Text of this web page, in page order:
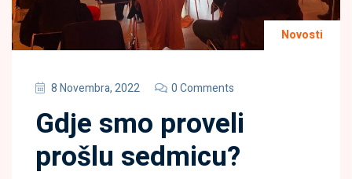
Novosti
8 Novembra, 2022 0 Comments
Gdje smo proveli
prošlu sedmicu?